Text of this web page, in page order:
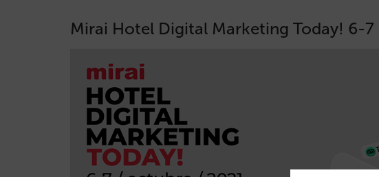
Mirai Hotel Digital Marketing Today! 6-